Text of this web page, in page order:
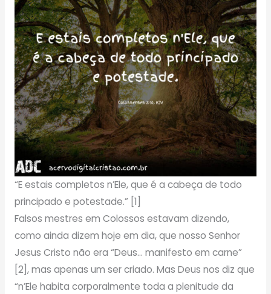
“E estais completos n’Ele, que é a cabeça de todo
principado e potestade.” [1]
Falsos mestres em Colossos estavam dizendo,
como ainda dizem hoje em dia, que nosso Senhor
Jesus Cristo não era “Deus… manifesto em carne”
[2], mas apenas um ser criado. Mas Deus nos diz que
“n’Ele habita corporalmente toda a plenitude da